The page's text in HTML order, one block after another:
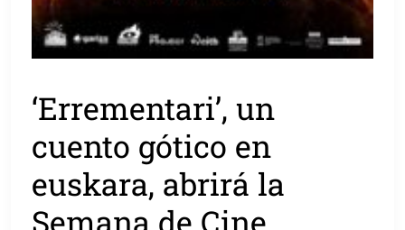
‘Errementari’, un
cuento gótico en
euskara, abrirá la
Semana de Cine